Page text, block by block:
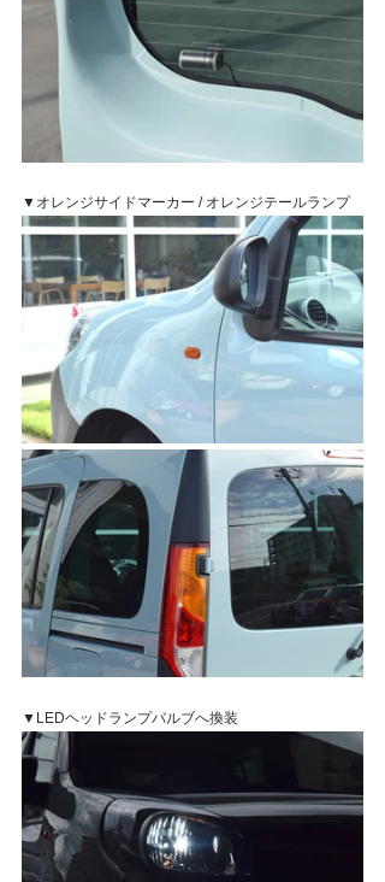
▼オレンジサイドマーカー / オレンジテールランプ
▼LEDヘッドランプバルブへ換装